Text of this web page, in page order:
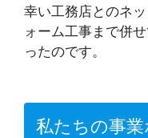
幸い工務店とのネ
ォーム工事まで併
ったのです。
私たちの事